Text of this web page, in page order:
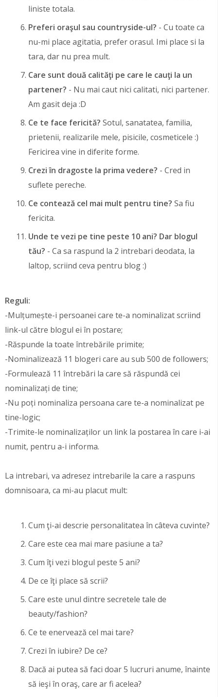
liniste totala.
Preferi oraşul sau countryside-ul? - Cu toate ca
nu-mi place agitatia, prefer orasul. Imi place si la
tara, dar nu prea mult.
Care sunt două calităţi pe care le cauţi la un
partener? - Nu mai caut nici calitati, nici partener.
Am gasit deja :D
Ce te face fericită? Sotul, sanatatea, familia,
prietenii, realizarile mele, pisicile, cosmeticele :)
Fericirea vine in diferite forme.
Crezi în dragoste la prima vedere? - Cred in
suflete pereche.
Ce contează cel mai mult pentru tine? Sa fiu
fericita.
Unde te vezi pe tine peste 10 ani? Dar blogul
tău? - Ca sa raspund la 2 intrebari deodata, la
laltop, scriind ceva pentru blog :)
Reguli:
-Mulțumește-i persoanei care te-a nominalizat scriind
link-ul către blogul ei în postare;
-Răspunde la toate întrebările primite;
-Nominalizează 11 blogeri care au sub 500 de followers;
-Formulează 11 întrebări la care să răspundă cei
nominalizați de tine;
-Nu poți nominaliza persoana care te-a nominalizat pe
tine-logic;
-Trimite-le nominalizaților un link la postarea în care i-ai
numit, pentru a-i informa.
La intrebari, va adresez intrebarile la care a raspuns
domnisoara, ca mi-au placut mult:
Cum ţi-ai descrie personalitatea în câteva cuvinte?
Care este cea mai mare pasiune a ta?
Cum îţi vezi blogul peste 5 ani?
De ce îţi place să scrii?
Care este unul dintre secretele tale de
beauty/fashion?
Ce te enervează cel mai tare?
Crezi în iubire? De ce?
Dacă ai putea să faci doar 5 lucruri anume, înainte
să ieşi în oraş, care ar fi acelea?